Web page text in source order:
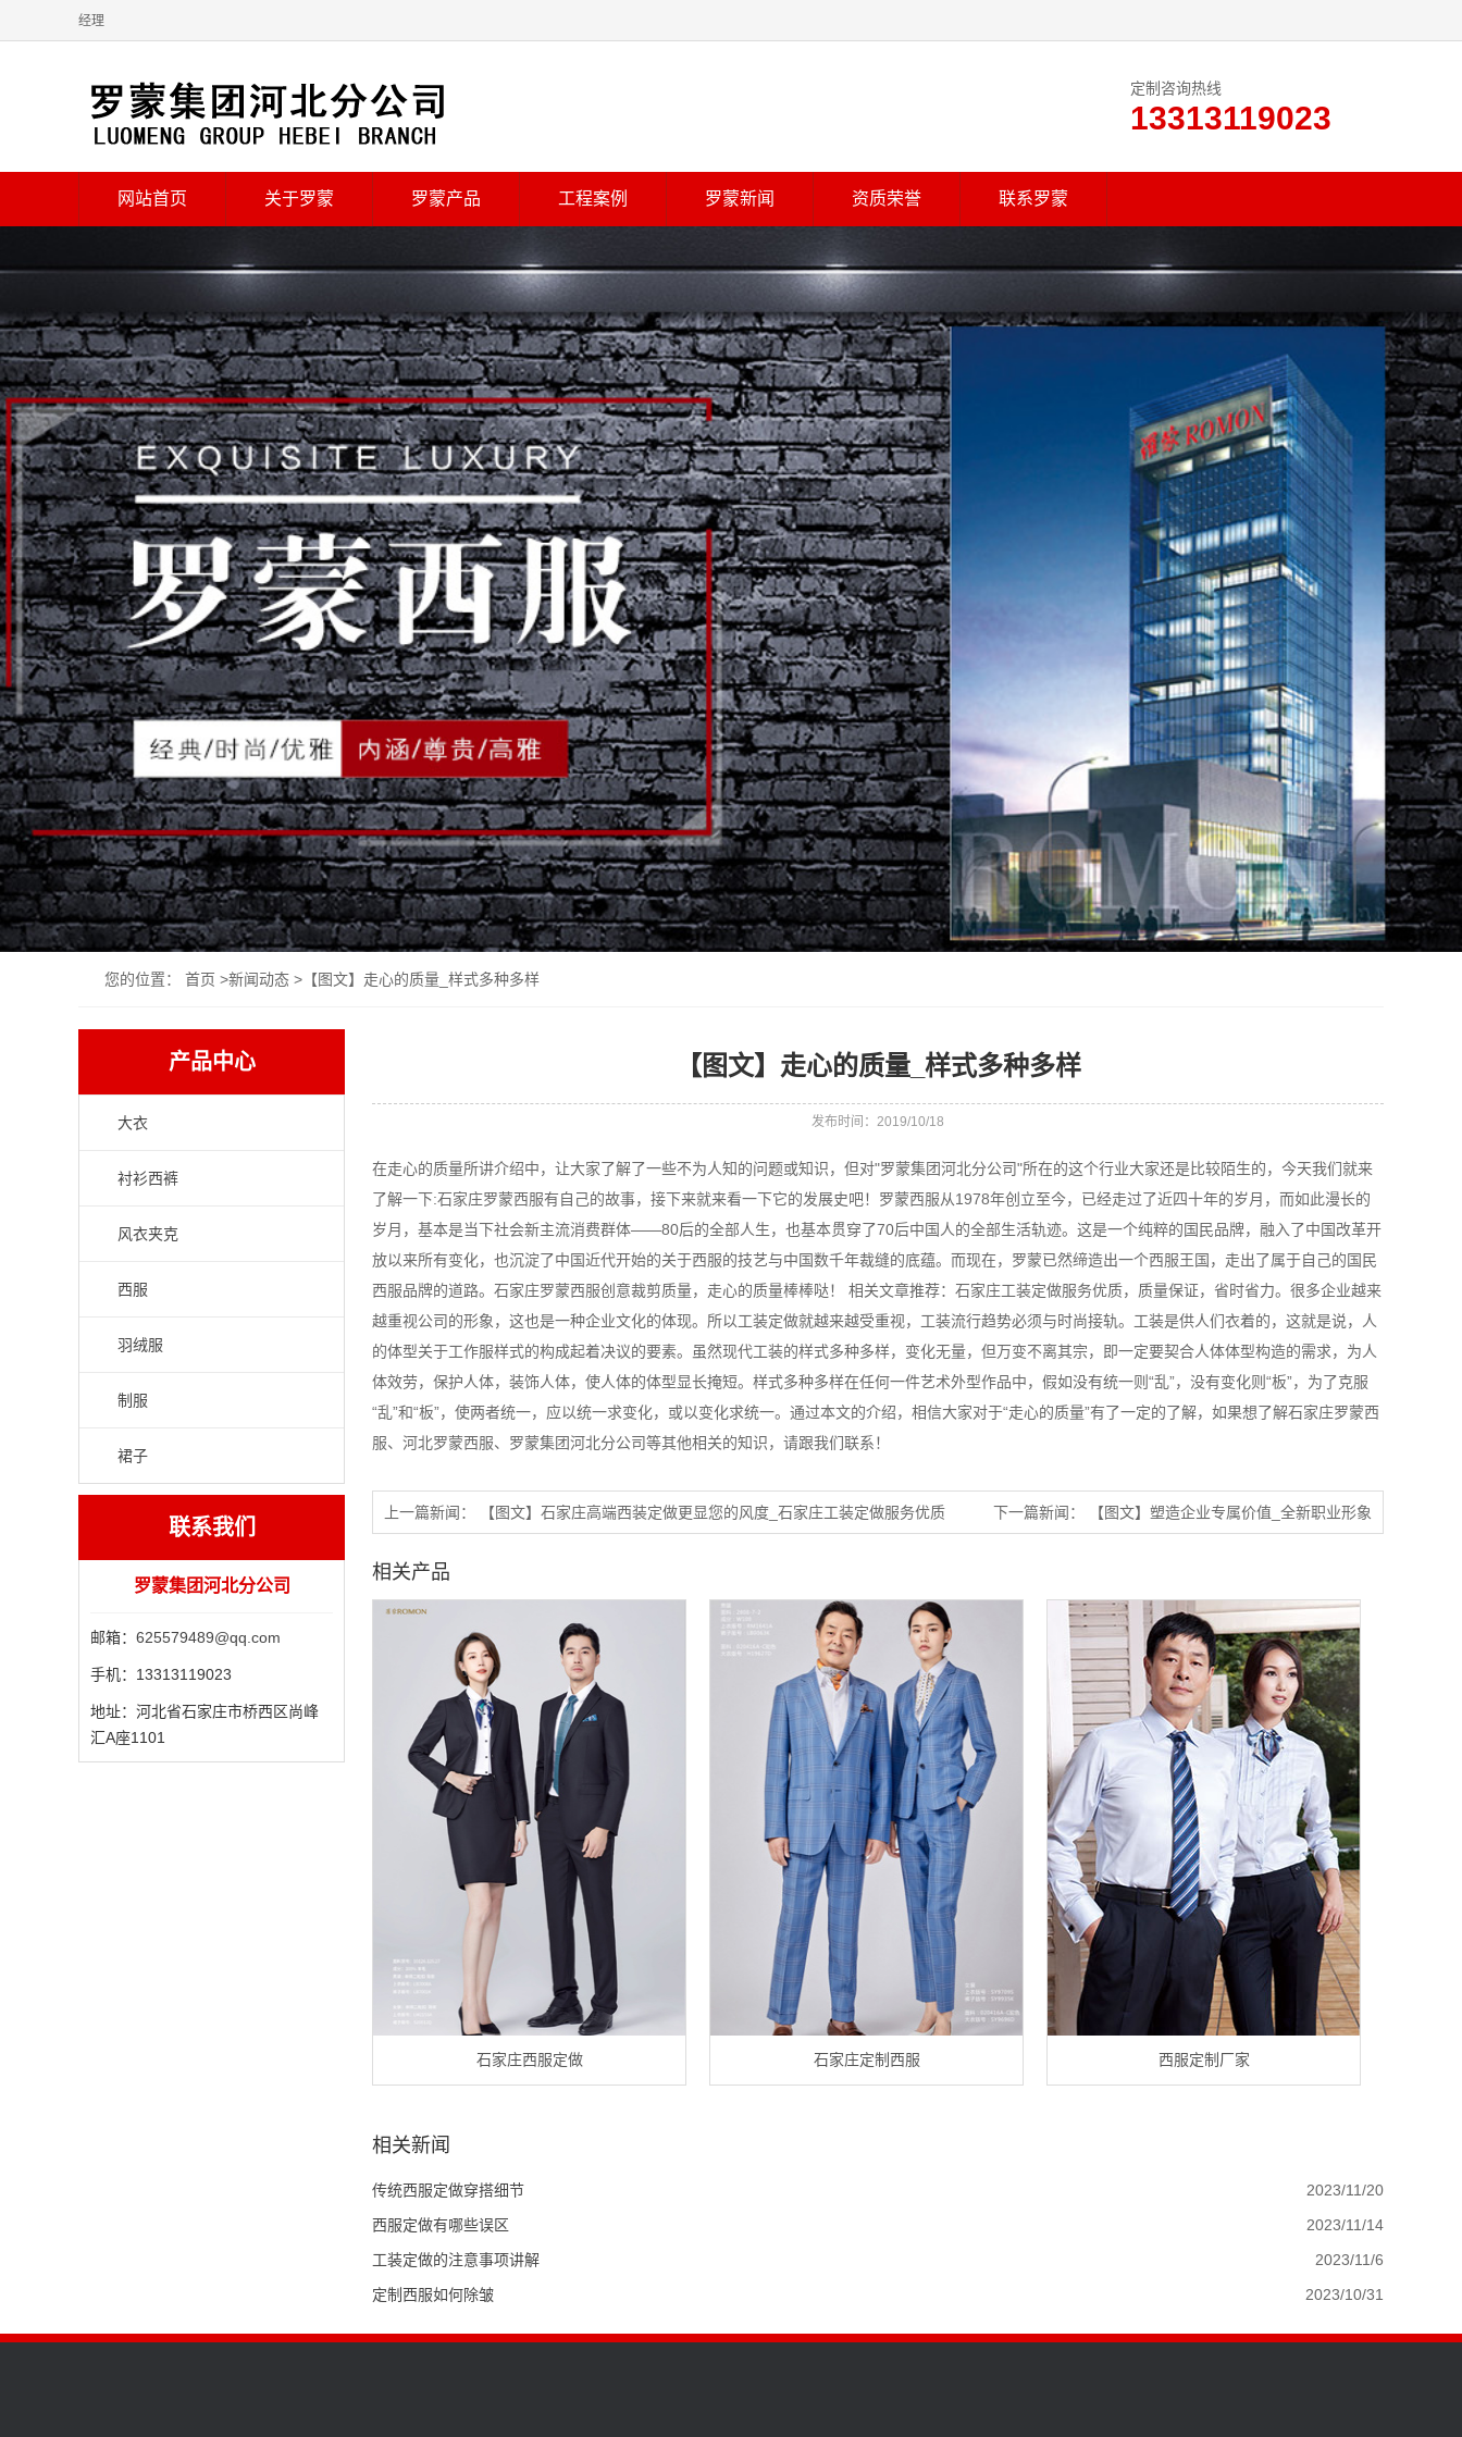
经理
定制咨询热线
13313119023
网站首页 关于罗蒙 罗蒙产品 工程案例 罗蒙新闻 资质荣誉 联系罗蒙
您的位置： 首页 >新闻动态 >【图文】走心的质量_样式多种多样
产品中心
大衣
衬衫西裤
风衣夹克
西服
羽绒服
制服
裙子
联系我们
罗蒙集团河北分公司
邮箱： 625579489@qq.com
手机： 13313119023
地址： 河北省石家庄市桥西区尚峰
汇A座1101
【图文】走心的质量_样式多种多样
发布时间：2019/10/18
在走心的质量所讲介绍中，让大家了解了一些不为人知的问题或知识，但对"罗蒙集团河北分公司"所在的这个行业大家还是比较陌生的，今天我们就来
了解一下:石家庄罗蒙西服有自己的故事，接下来就来看一下它的发展史吧！罗蒙西服从1978年创立至今，已经走过了近四十年的岁月，而如此漫长的
岁月，基本是当下社会新主流消费群体——80后的全部人生，也基本贯穿了70后中国人的全部生活轨迹。这是一个纯粹的国民品牌，融入了中国改革开
放以来所有变化，也沉淀了中国近代开始的关于西服的技艺与中国数千年裁缝的底蕴。而现在，罗蒙已然缔造出一个西服王国，走出了属于自己的国民
西服品牌的道路。石家庄罗蒙西服创意裁剪质量，走心的质量棒棒哒！ 相关文章推荐：石家庄工装定做服务优质，质量保证，省时省力。很多企业越来
越重视公司的形象，这也是一种企业文化的体现。所以工装定做就越来越受重视，工装流行趋势必须与时尚接轨。工装是供人们衣着的，这就是说，人
的体型关于工作服样式的构成起着决议的要素。虽然现代工装的样式多种多样，变化无量，但万变不离其宗，即一定要契合人体体型构造的需求，为人
体效劳，保护人体，装饰人体，使人体的体型显长掩短。样式多种多样在任何一件艺术外型作品中，假如没有统一则“乱”，没有变化则“板”，为了克服
“乱”和“板”，使两者统一，应以统一求变化，或以变化求统一。通过本文的介绍，相信大家对于“走心的质量”有了一定的了解，如果想了解石家庄罗蒙西
服、河北罗蒙西服、罗蒙集团河北分公司等其他相关的知识，请跟我们联系！
上一篇新闻： 【图文】石家庄高端西装定做更显您的风度_石家庄工装定做服务优质 下一篇新闻： 【图文】塑造企业专属价值_全新职业形象
相关产品
石家庄西服定做 石家庄定制西服 西服定制厂家
相关新闻
传统西服定做穿搭细节
2023/11/20
西服定做有哪些误区
2023/11/14
工装定做的注意事项讲解
2023/11/6
定制西服如何除皱
2023/10/31